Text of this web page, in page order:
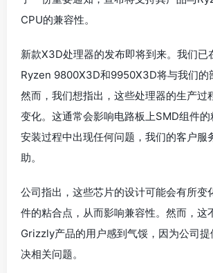
CPU的兼容性。
新款X3D处理器的发布即将到来。我们已
Ryzen 9800X3D和9950X3D将与我们的
然而，我们想指出，这些处理器的生产过
变化。这通常会影响电路板上SMD组件
安装过程中出现任何问题，我们的客户服
助。
公司指出，这些芯片的设计可能会有所变
件的粘合点，从而影响兼容性。然而，这
Grizzly产品的用户感到气馁，因为公司
决相关问题。